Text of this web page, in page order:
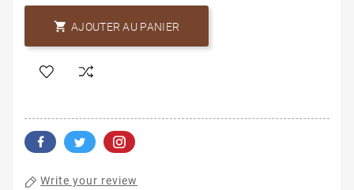
 AJOUTER AU PANIER
Write your review